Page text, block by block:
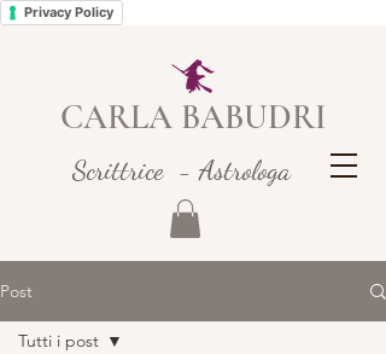
Privacy Policy
CARLA BABUDRI
Scrittrice - Astrologa
Post
Tutti i post